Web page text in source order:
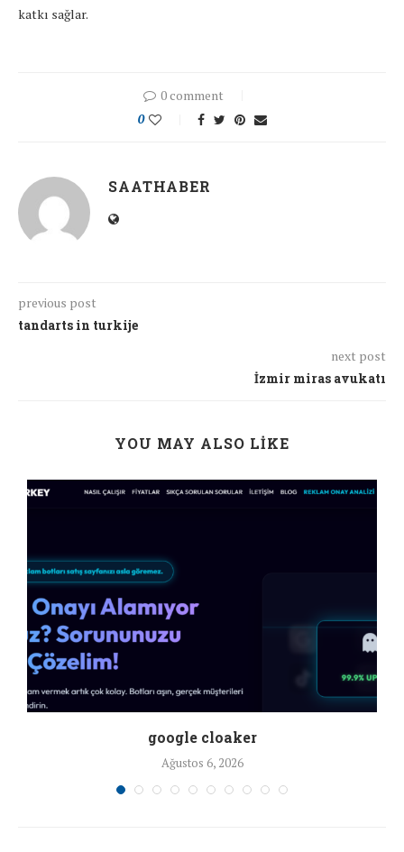
katkı sağlar.
0 comment
0
SAATHABER
previous post
tandarts in turkije
next post
İzmir miras avukatı
YOU MAY ALSO LIKE
google cloaker
Ağustos 6, 2026